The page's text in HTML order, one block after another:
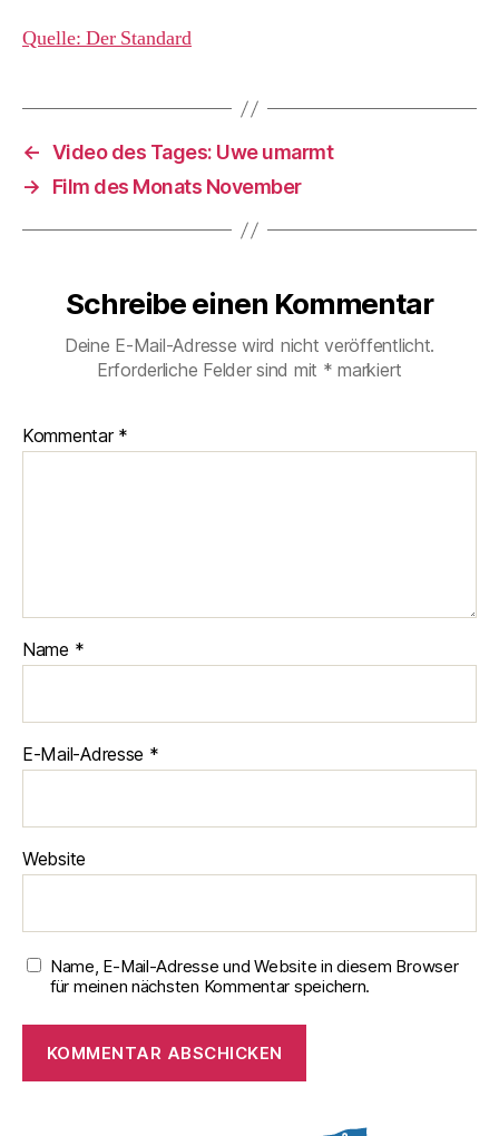
Quelle: Der Standard
← Video des Tages: Uwe umarmt
→
Film des Monats November
Schreibe einen Kommentar
Deine E-Mail-Adresse wird nicht veröffentlicht.
Erforderliche Felder sind mit * markiert
Kommentar *
Name *
E-Mail-Adresse *
Website
Name, E-Mail-Adresse und Website in diesem Browser
für meinen nächsten Kommentar speichern.